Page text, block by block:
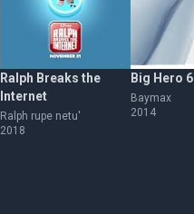
Ralph Breaks the
Internet
Ralph rupe netu'
2018
Big Hero 6
Baymax
2014